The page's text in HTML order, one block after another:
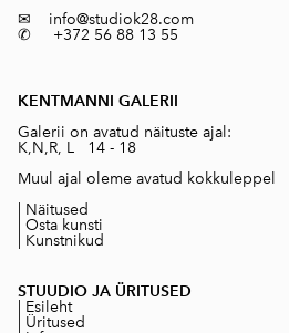
✉ info@studiok28.com
✆ +372 56 88 13 55
KENTMANNI GALERII
Galerii on avatud näituste ajal:
K,N,R, L 14 - 18
Muul ajal oleme avatud kokkuleppel
Näitused
Osta kunsti
Kunstnikud
STUUDIO JA ÜRITUSED
Esileht
Üritused